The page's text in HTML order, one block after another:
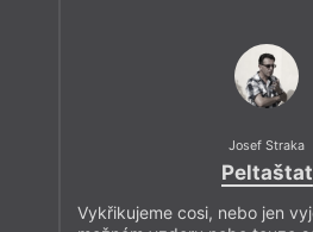
Josef Straka
Peltaštat
Vykřikujeme cosi, nebo jen